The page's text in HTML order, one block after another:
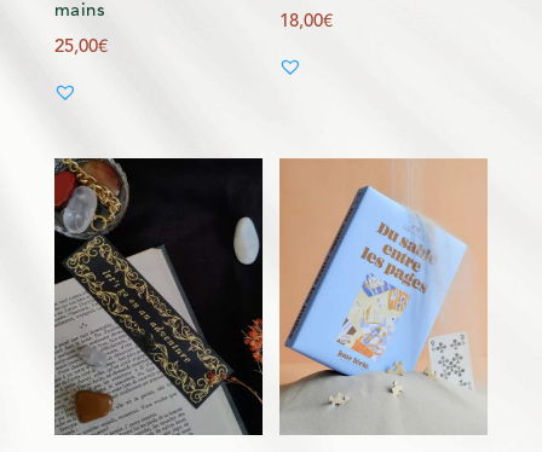
mains
25,00€
18,00€